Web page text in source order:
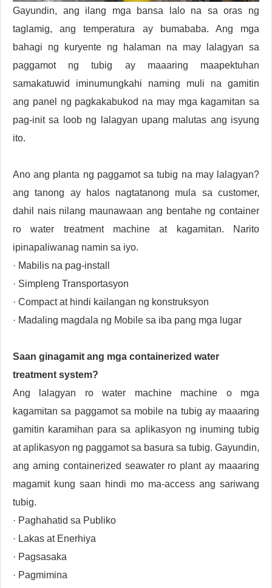
Gayundin, ang ilang mga bansa lalo na sa oras ng
taglamig, ang temperatura ay bumababa. Ang mga
bahagi ng kuryente ng halaman na may lalagyan sa
paggamot ng tubig ay maaaring maapektuhan
samakatuwid iminumungkahi naming muli na gamitin
ang panel ng pagkakabukod na may mga kagamitan sa
pag-init sa loob ng lalagyan upang malutas ang isyung
ito.
Ano ang planta ng paggamot sa tubig na may lalagyan?
ang tanong ay halos nagtatanong mula sa customer,
dahil nais nilang maunawaan ang bentahe ng container
ro water treatment machine at kagamitan. Narito
ipinapaliwanag namin sa iyo.
· Mabilis na pag-install
· Simpleng Transportasyon
· Compact at hindi kailangan ng konstruksyon
· Madaling magdala ng Mobile sa iba pang mga lugar
Saan ginagamit ang mga containerized water
treatment system?
Ang lalagyan ro water machine machine o mga
kagamitan sa paggamot sa mobile na tubig ay maaaring
gamitin karamihan para sa aplikasyon ng inuming tubig
at aplikasyon ng paggamot sa basura sa tubig. Gayundin,
ang aming containerized seawater ro plant ay maaaring
magamit kung saan hindi mo ma-access ang sariwang
tubig.
· Paghahatid sa Publiko
· Lakas at Enerhiya
· Pagsasaka
· Pagmimina